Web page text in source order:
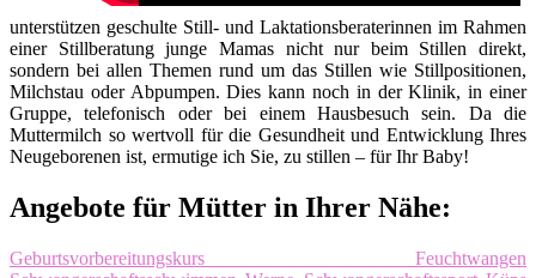
unterstützen geschulte Still- und Laktationsberaterinnen im Rahmen
einer Stillberatung junge Mamas nicht nur beim Stillen direkt,
sondern bei allen Themen rund um das Stillen wie Stillpositionen,
Milchstau oder Abpumpen. Dies kann noch in der Klinik, in einer
Gruppe, telefonisch oder bei einem Hausbesuch sein. Da die
Muttermilch so wertvoll für die Gesundheit und Entwicklung Ihres
Neugeborenen ist, ermutige ich Sie, zu stillen – für Ihr Baby!
Angebote für Mütter in Ihrer Nähe:
Geburtsvorbereitungskurs Feuchtwangen